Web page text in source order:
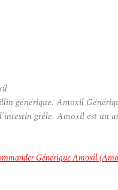
générique. Amoxil
grêle. Amoxil est un
Générique Amoxil